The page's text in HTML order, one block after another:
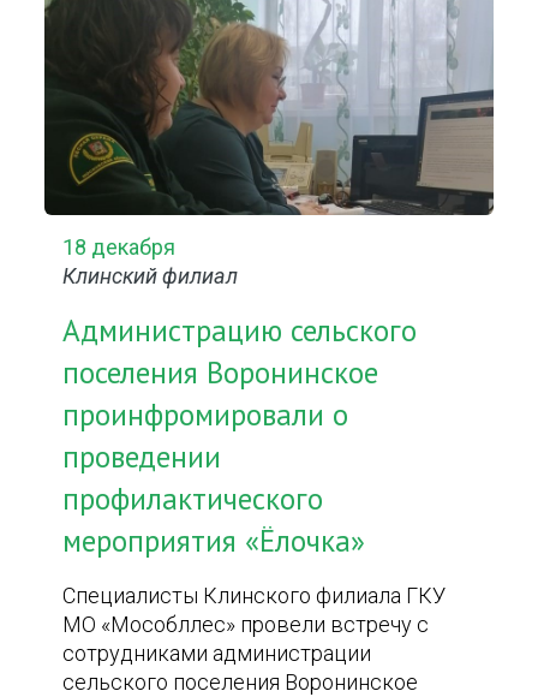
18 декабря
Клинский филиал
Администрацию сельского
поселения Воронинское
проинфромировали о
проведении
профилактического
мероприятия «Ёлочка»
Специалисты Клинского филиала ГКУ
МО «Мособллес» провели встречу с
сотрудниками администрации
сельского поселения Воронинское